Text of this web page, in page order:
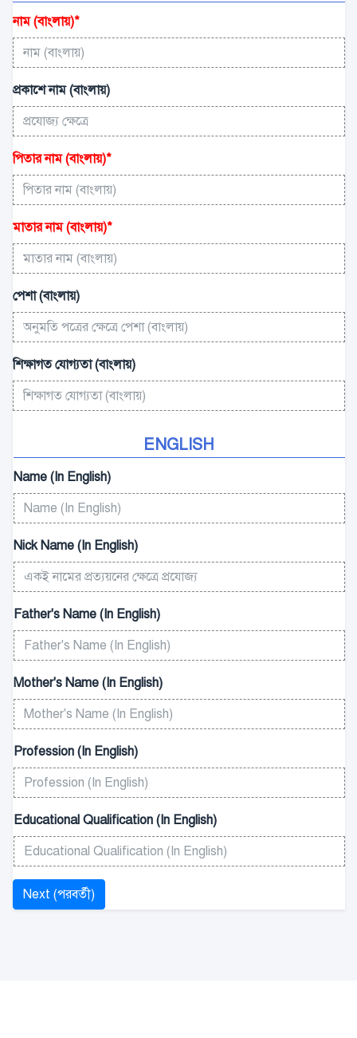
নাম (বাংলায়)*
প্রকাশে নাম (বাংলায়)
পিতার নাম (বাংলায়)*
মাতার নাম (বাংলায়)*
পেশা (বাংলায়)
শিক্ষাগত যোগ্যতা (বাংলায়)
ENGLISH
Name (In English)
Nick Name (In English)
Father's Name (In English)
Mother's Name (In English)
Profession (In English)
Educational Qualification (In English)
Next (পরবর্তী)